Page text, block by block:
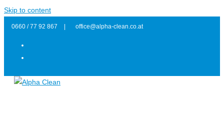
Skip to content
0660 / 77 92 867 office@alpha-clean.co.at